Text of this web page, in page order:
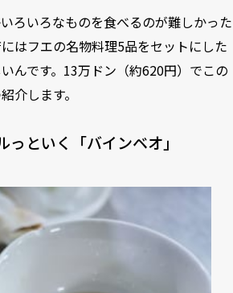
ろいろなものを食べるのが難しかった
はフエの名物料理5品をセットにした
んです。13万ドン（約620円）でこの
介します。
っといく「バインベオ」